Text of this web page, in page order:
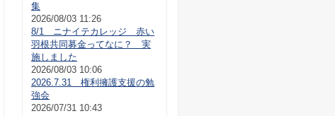
集
2026/08/03 11:26
8/1 ニナイテカレッジ 赤い
羽根共同募金ってなに？ 実
施しました
2026/08/03 10:06
2026.7.31 権利擁護支援の勉
強会
2026/07/31 10:43